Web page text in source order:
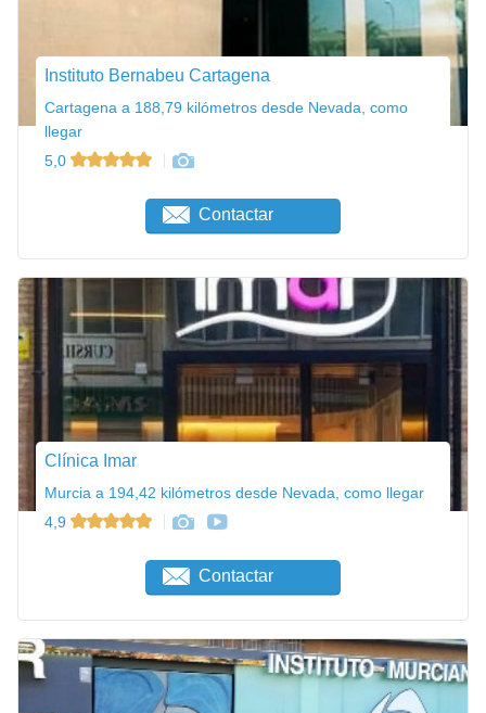
Instituto Bernabeu Cartagena
Cartagena a 188,79 kilómetros desde Nevada, como
llegar
5,0
Contactar
Clínica Imar
Murcia a 194,42 kilómetros desde Nevada, como llegar
4,9
Contactar